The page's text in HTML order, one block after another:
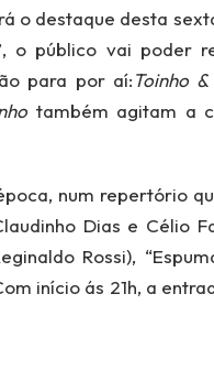
o destaque desta
o público vai poder
para por aí:Toinho
também agitam a
num repertório
Dias e Célio
Rossi),
início ás 21h, a